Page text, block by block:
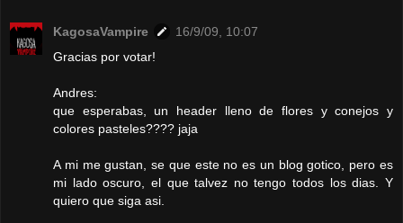
KagosaVampire
16/9/09, 10:07
Gracias por votar!
Andres:
que esperabas, un header lleno de flores y conejos y
colores pasteles???? jaja
A mi me gustan, se que este no es un blog gotico, pero es
mi lado oscuro, el que talvez no tengo todos los dias. Y
quiero que siga asi.